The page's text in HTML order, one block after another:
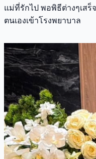
แม่ที่รักไป พอพิธีต่างๆเส
ตนเองเข้าโรงพยาบาล